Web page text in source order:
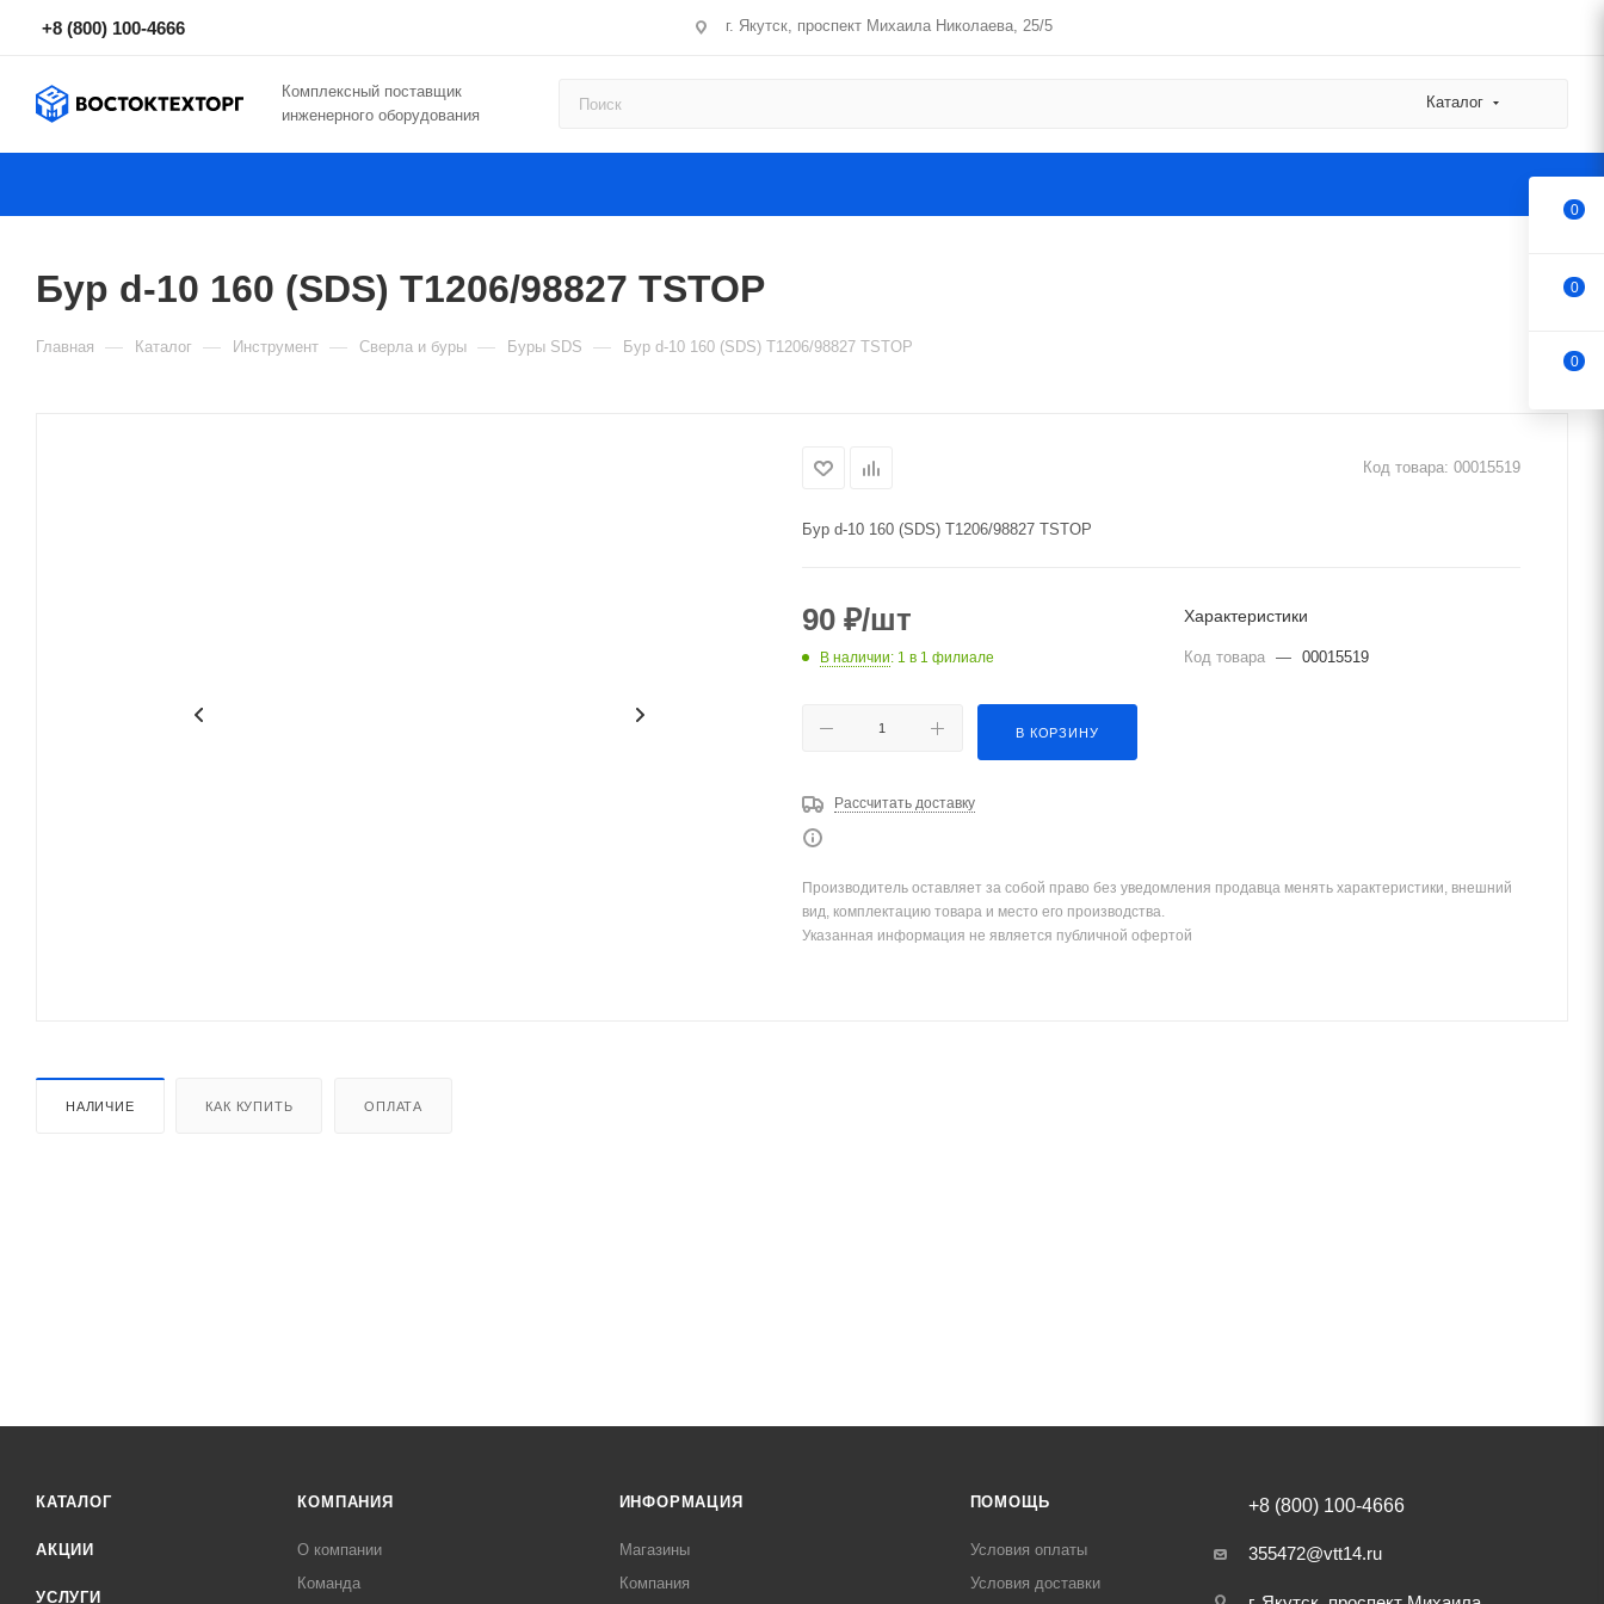
+8 (800) 100-4666 г. Якутск, проспект Михаила Николаева, 25/5
Комплексный поставщик
инженерного оборудования
Каталог
Бур d-10 160 (SDS) Т1206/98827 TSTOP
Главная — Каталог — Инструмент — Сверла и буры — Буры SDS — Бур d-10 160 (SDS) Т1206/98827 TSTOP
Код товара: 00015519
Бур d-10 160 (SDS) Т1206/98827 TSTOP
90 ₽/шт
В наличии: 1 в 1 филиале
В КОРЗИНУ
Рассчитать доставку
Характеристики
Код товара — 00015519
Производитель оставляет за собой право без уведомления продавца менять характеристики, внешний
вид, комплектацию товара и место его производства.
Указанная информация не является публичной офертой
НАЛИЧИЕ КАК КУПИТЬ ОПЛАТА
КАТАЛОГ
АКЦИИ
УСЛУГИ
КОМПАНИЯ
О компании
Команда
ИНФОРМАЦИЯ
Магазины
Компания
ПОМОЩЬ
Условия оплаты
Условия доставки
+8 (800) 100-4666
355472@vtt14.ru
0
0
0